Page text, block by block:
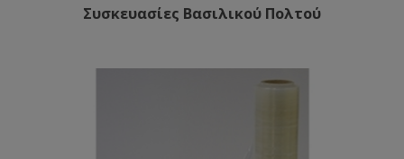
Συσκευασίες Βασιλικού Πολτού